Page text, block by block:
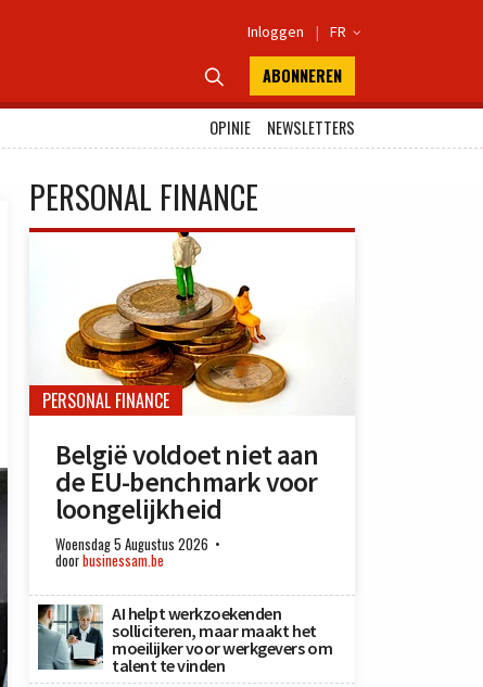
Inloggen | FR 
 ABONNEREN
OPINIE
NEWSLETTERS
PERSONAL FINANCE
PERSONAL FINANCE
België voldoet niet aan
de EU-benchmark voor
loongelijkheid
Woensdag 5 Augustus 2026
doorbusinessam.be
AI helpt werkzoekenden
solliciteren, maar maakt het
moeilijker voor werkgevers om
talent te vinden